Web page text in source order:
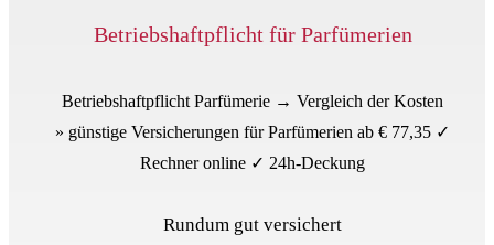
Betriebshaftpflicht für Parfümerien
Betriebshaftpflicht Parfümerie → Vergleich der Kosten
» günstige Versicherungen für Parfümerien ab € 77,35 ✓
Rechner online ✓ 24h-Deckung
Rundum gut versichert